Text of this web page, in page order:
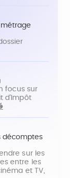
métrage
focus sur
d'Impôt
décomptes
sur les
entre les
et TV,